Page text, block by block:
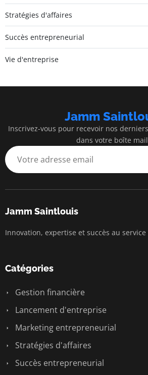
Stratégies d'affaires
Succès entrepreneurial
Vie d'entreprise
Jamm
Inscrivez-vous pour recevoir nos
dans votre boîte
Jamm Saintlouis
Innovation, expertise et succès au
Catégories
Gestion financière
Lancement d'entreprise
Marketing entrepreneurial
Stratégies d'affaires
Succès entrepreneurial